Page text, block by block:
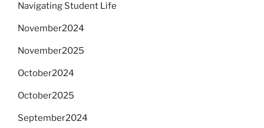
Navigating Student Life
November2024
November2025
October2024
October2025
September2024